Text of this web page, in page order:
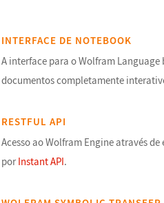
INTERFACE DE NOTEBOOK
A interface para o Wolfram Language
documentos completamente
RESTFUL API
Acesso ao Wolfram Engine através
por Instant API.